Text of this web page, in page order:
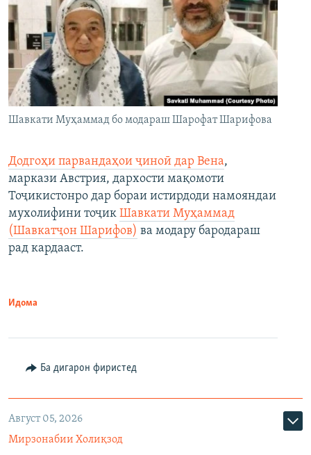
Шавкати Муҳаммад бо модараш Шарофат Шарифова
Додгоҳи парвандаҳои ҷиноӣ дар Вена,
маркази Австрия, дархости мақомоти
Тоҷикистонро дар бораи истирдоди намояндаи
мухолифини тоҷик Шавкати Муҳаммад
(Шавкатҷон Шарифов) ва модару бародараш
рад кардааст.
Идома
Ба дигарон фиристед
Август 05, 2026
Мирзонабии Холиқзод